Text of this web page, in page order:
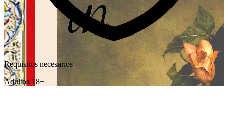
Requisitos necesarios
Adultos 18+